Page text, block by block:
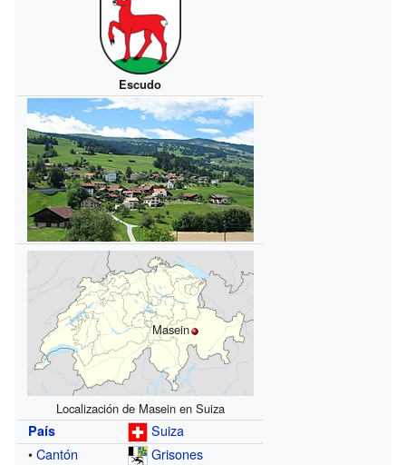
Escudo
Masein
Localización de Masein en Suiza
País
Suiza
•Cantón
Grisones